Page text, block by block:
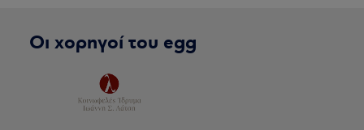
Οι χορηγοί του egg